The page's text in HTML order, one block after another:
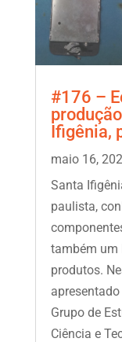
#176 –
Ifigênia,
maio 16,
Santa
paulista,
também um
produtos.
Grupo de
Ciência e